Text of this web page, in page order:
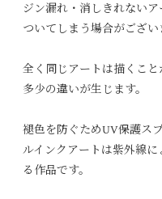
ジン漏れ・消しきれない
ついてしまう場合がござい
全く同じアートは描くこ
多少の違いが生じます。
褪色を防ぐためUV保護ス
ルインクアートは紫外線
る作品です。